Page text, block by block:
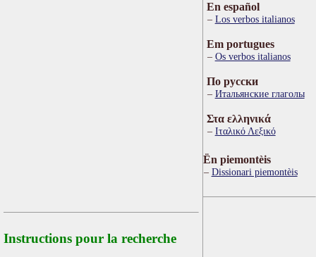
Instructions pour la recherche
En español
Los verbos italianos
Em portugues
Os verbos italianos
По русски
Итальянские глаголы
Στα ελληνικά
Ιταλικό Λεξικό
Ën piemontèis
Dissionari piemontèis